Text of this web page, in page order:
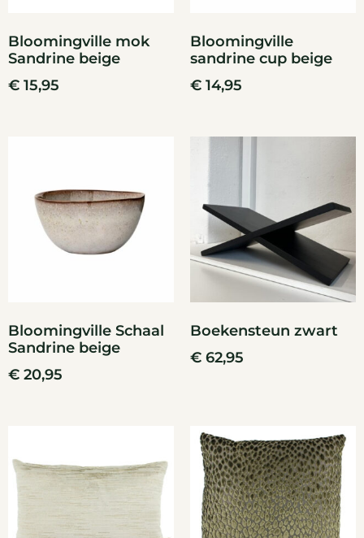
Bloomingville mok
Sandrine beige
€ 15,95
Bloomingville
sandrine cup beige
€ 14,95
Bloomingville Schaal
Sandrine beige
€ 20,95
Boekensteun zwart
€ 62,95